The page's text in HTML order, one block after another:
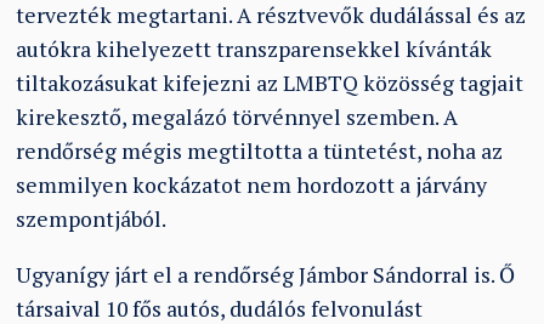
tervezték megtartani. A résztvevők dudálással és az
autókra kihelyezett transzparensekkel kívánták
tiltakozásukat kifejezni az LMBTQ közösség tagjait
kirekesztő, megalázó törvénnyel szemben. A
rendőrség mégis megtiltotta a tüntetést, noha az
semmilyen kockázatot nem hordozott a járvány
szempontjából.
Ugyanígy járt el a rendőrség Jámbor Sándorral is. Ő
társaival 10 fős autós, dudálós felvonulást